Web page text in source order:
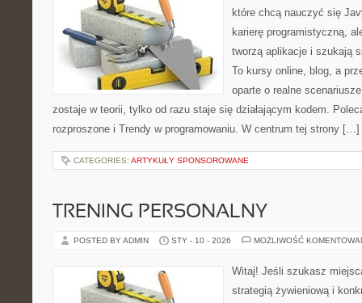
które chcą nauczyć się
karierę programistyczną,
tworzą aplikacje i szukają
To kursy online, blog, a
oparte o realne
zostaje w teorii, tylko od razu staje się działającym kodem.
rozproszone i Trendy w programowaniu. W centrum tej strony […]
CATEGORIES: ARTYKUŁY SPONSOROWANE
TRENING PERSONALNY
POSTED BY ADMIN STY - 10 - 2026 MOŻLIWOŚĆ
Witaj! Jeśli szukasz
strategią żywieniową i